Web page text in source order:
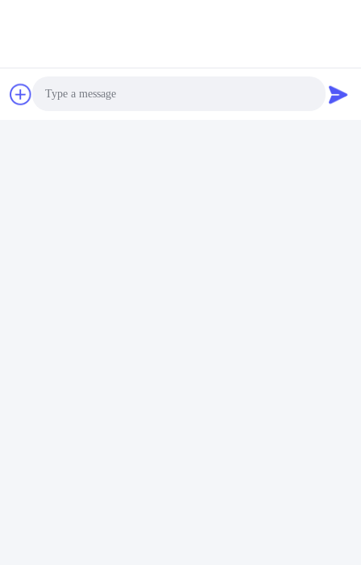
12V 20Ah 18650